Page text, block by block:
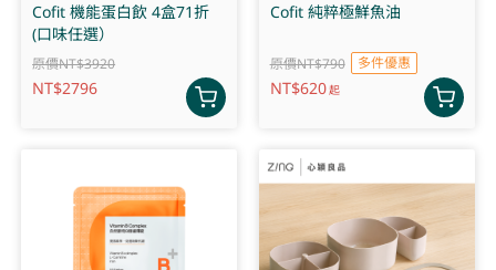
Cofit 機能蛋白飲 4盒71折
(口味任選）
原價NT$3920
NT$2796
Cofit 純粹極鮮魚油
原價NT$790 多件優惠
NT$620起